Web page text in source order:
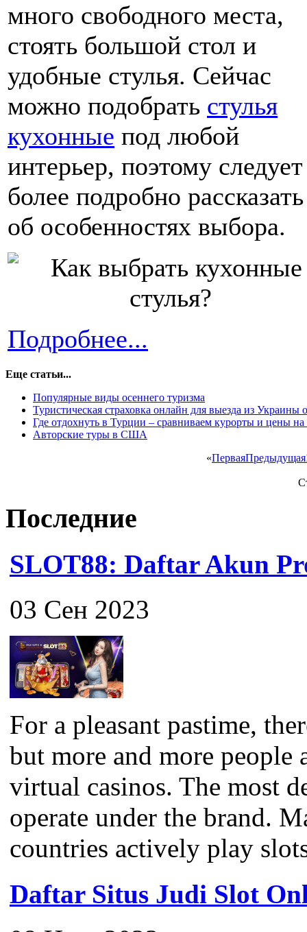
много свободного места,
стоять большой стол и
удобные стулья. Сейчас
можно подобрать стулья
кухонные под любой
интерьер, поэтому следует
более подробно рассказать
об особенностях выбора.
Подробнее...
Еще статьи...
Популярные виды осеннего туризма
Туристическая страховка онлайн для выезда из Украины
Где отдохнуть в Турции – сравниваем курорты и цены
Авторские туры в США
«ПерваяПредыдущая
Последние
SLOT88: Daftar Akun
03 Сен 2023
For a pleasant pastime,
but more and more people
virtual casinos. The most
operate under the brand.
countries actively play
Daftar Situs Judi Slot